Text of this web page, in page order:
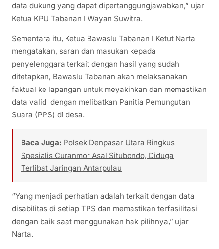
data dukung yang dapat dipertanggungjawabkan,” ujar
Ketua KPU Tabanan I Wayan Suwitra.
Sementara itu, Ketua Bawaslu Tabanan I Ketut Narta
mengatakan, saran dan masukan kepada
penyelenggara terkait dengan hasil yang sudah
ditetapkan, Bawaslu Tabanan akan melaksanakan
faktual ke lapangan untuk meyakinkan dan memastikan
data valid dengan melibatkan Panitia Pemungutan
Suara (PPS) di desa.
Baca Juga: Polsek Denpasar Utara Ringkus
Spesialis Curanmor Asal Situbondo, Diduga
Terlibat Jaringan Antarpulau
“Yang menjadi perhatian adalah terkait dengan data
disabilitas di setiap TPS dan memastikan terfasilitasi
dengan baik saat menggunakan hak pilihnya,” ujar
Narta.